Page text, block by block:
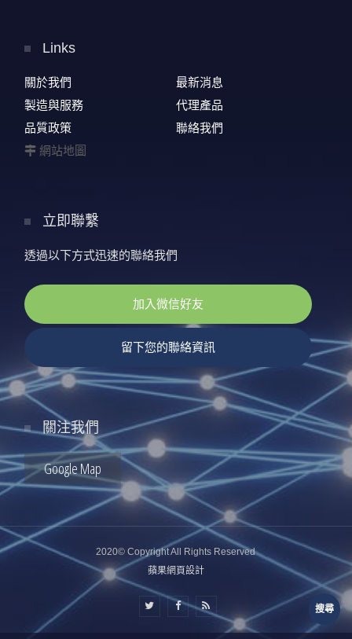
搜尋
Links
關於我們
最新消息
製造與服務
代理產品
品質政策
聯絡我們
網站地圖
立即聯繫
透過以下方式迅速的聯絡我們
加入微信好友
留下您的聯絡資訊
關注我們
Google Map
2020© Copyright All Rights Reserved
蘋果網頁設計